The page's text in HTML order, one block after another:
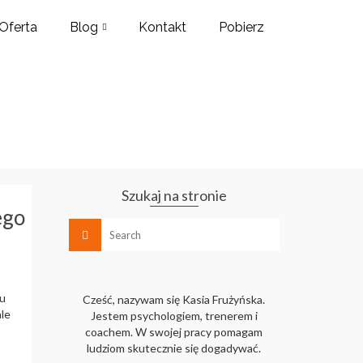
Blog Kontakt Pobierz
Szukaj na stronie
Cześć, nazywam się Kasia Frużyńska.
Jestem psychologiem, trenerem i
coachem. W swojej pracy pomagam
ludziom skutecznie się dogadywać.